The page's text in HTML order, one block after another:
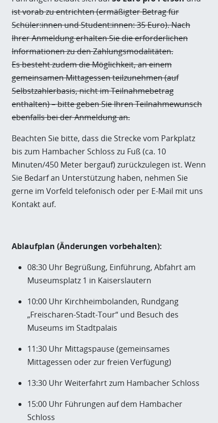
ist vorab zu entrichten (ermäßigter Betrag für
Schüler:innen und Student:innen: 35 Euro). Nach
Ihrer Anmeldung erhalten Sie die erforderlichen
Informationen zu den Zahlungsmodalitäten.
Es besteht zudem die Möglichkeit, an einem
gemeinsamen Mittagessen teilzunehmen (auf
Selbstzahlerbasis, nicht im Teilnahmebetrag
enthalten) – bitte geben Sie Ihren Teilnahmewunsch
ebenfalls bei der Anmeldung an.
Beachten Sie bitte, dass die Strecke vom Parkplatz
bis zum Hambacher Schloss zu Fuß (ca. 10
Minuten/450 Meter bergauf) zurückzulegen ist. Wenn
Sie Bedarf an Unterstützung haben, nehmen Sie
gerne im Vorfeld telefonisch oder per E-Mail mit uns
Kontakt auf.
Ablaufplan (Änderungen vorbehalten):
08:30 Uhr Begrüßung, Einführung, Abfahrt am
Museumsplatz 1 in Kaiserslautern
10:00 Uhr Kirchheimbolanden, Rundgang
„Freischaren-Stadt-Tour“ und Besuch des
Museums im Stadtpalais
11:30 Uhr Mittagspause (gemeinsames
Mittagessen oder zur freien Verfügung)
13:30 Uhr Weiterfahrt zum Hambacher Schloss
15:00 Uhr Führungen auf dem Hambacher
Schloss